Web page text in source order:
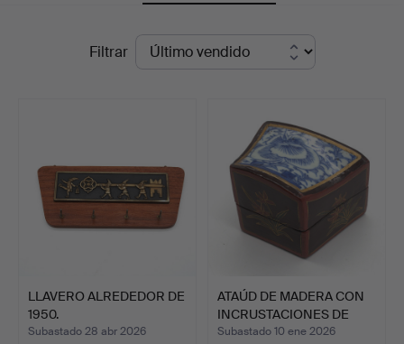
Filtrar
LLAVERO ALREDEDOR DE
1950.
Subastado 28 abr 2026
ATAÚD DE MADERA CON
INCRUSTACIONES DE
PORC…
Subastado 10 ene 2026